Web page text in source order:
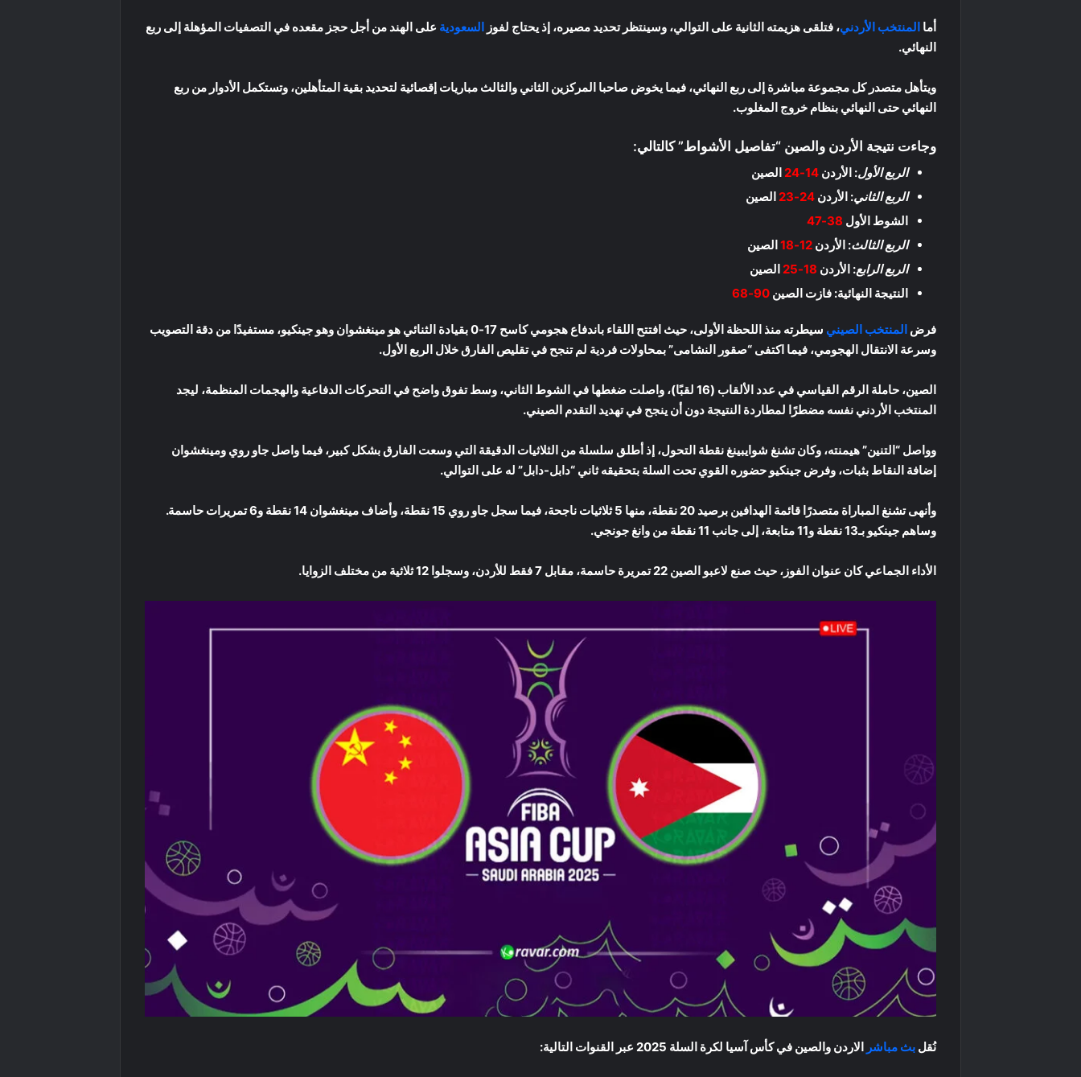
أماالمنتخب الأردني، فتلقى هزيمته الثانية على التوالي، وسينتظر تحديد مصيره، إذ يحتاج لفوزالسعودية على الهند من أجل حجز مقعده في التصفيات المؤهلة إلى ربع
النهائي.
ويتأهل متصدر كل مجموعة مباشرة إلى ربع النهائي، فيما يخوض صاحبا المركزين الثاني والثالث مباريات إقصائية لتحديد بقية المتأهلين، وتستكمل الأدوار من ربع
النهائي حتى النهائي بنظام خروج المغلوب.
وجاءت نتيجة الأردن والصين “تفاصيل الأشواط” كالتالي:
الربع الأول: الأردن14-24
الصين
الربع الثاني: الأردن24-23
الصين
الشوط الأول 38-47
الربع الثالث: الأردن12-18
الصين
الربع الرابع: الأردن 18-25
الصين
النتيجة النهائية: فازت الصين90-68
فرض المنتخب الصيني
سيطرته منذ اللحظة الأولى، حيث افتتح اللقاء باندفاع هجومي كاسح 17-0 بقيادة الثنائي هو مينغشوان وهو جينكيو، مستفيدًا من دقة التصويب
وسرعة الانتقال الهجومي، فيما اكتفى “صقور النشامى” بمحاولات فردية لم تنجح في تقليص الفارق خلال الربع الأول.
الصين، حاملة الرقم القياسي في عدد الألقاب (16 لقبًا)، واصلت ضغطها في الشوط الثاني، وسط تفوق واضح في التحركات الدفاعية والهجمات المنظمة، ليجد
المنتخب الأردني نفسه مضطرًا لمطاردة النتيجة دون أن ينجح في تهديد التقدم الصيني.
وواصل “التنين” هيمنته، وكان تشنغ شوايبينغ نقطة التحول، إذ أطلق سلسلة من الثلاثيات الدقيقة التي وسعت الفارق بشكل كبير، فيما واصل جاو روي ومينغشوان
إضافة النقاط بثبات، وفرض جينكيو حضوره القوي تحت السلة بتحقيقه ثاني “دابل-دابل” له على التوالي.
وأنهى تشنغ المباراة متصدرًا قائمة الهدافين برصيد 20 نقطة، منها 5 ثلاثيات ناجحة، فيما سجل جاو روي 15 نقطة، وأضاف مينغشوان 14 نقطة و6 تمريرات حاسمة.
وساهم جينكيو بـ13 نقطة و11 متابعة، إلى جانب 11 نقطة من وانغ جونجي.
الأداء الجماعي كان عنوان الفوز، حيث صنع لاعبو الصين 22 تمريرة حاسمة، مقابل 7 فقط للأردن، وسجلوا 12 ثلاثية من مختلف الزوايا.
نُقلبث مباشر الاردن والصين في كأس آسيا لكرة السلة 2025 عبر القنوات التالية: